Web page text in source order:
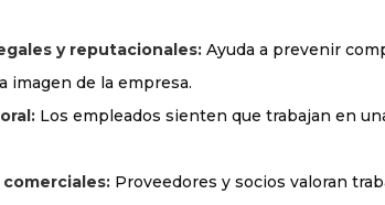
y reputacionales:Ayuda a prevenir
imagen de la empresa.
Los empleados sienten que trabajan en
Proveedores y socios valoran